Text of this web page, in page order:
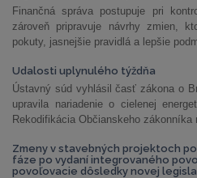
Finančná správa postupuje pri
zároveň pripravuje návrhy zmien,
pokuty, jasnejšie pravidlá a lepšie
Udalosti uplynulého týždňa
Ústavný súd vyhlásil časť zákona o
upravila nariadenie o cielenej
Rekodifikácia Občianskeho zákonníka
Zmeny v stavebných projektoch
fáze po vydaní integrovaného
povoľovacie dôsledky novej